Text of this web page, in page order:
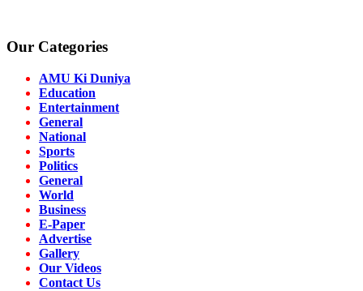
Our Categories
AMU Ki Duniya
Education
Entertainment
General
National
Sports
Politics
General
World
Business
E-Paper
Advertise
Gallery
Our Videos
Contact Us